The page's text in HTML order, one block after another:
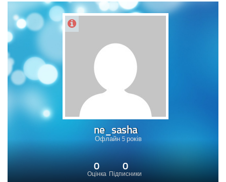
ne_sasha
Офлайн 5 років
Оцінка
0
Підписники
0